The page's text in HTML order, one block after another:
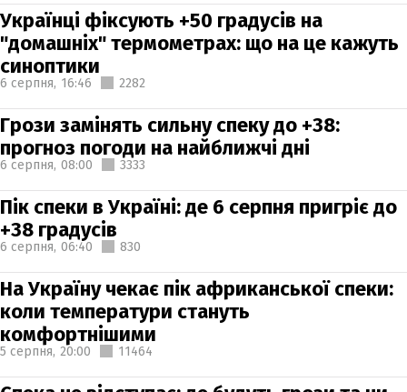
Українці фіксують +50 градусів на
"домашніх" термометрах: що на це кажуть
синоптики
6 серпня, 16:46 2282
Грози замінять сильну спеку до +38:
прогноз погоди на найближчі дні
6 серпня, 08:00 3333
Пік спеки в Україні: де 6 серпня пригріє до
+38 градусів
6 серпня, 06:40 830
На Україну чекає пік африканської спеки:
коли температури стануть
комфортнішими
5 серпня, 20:00 11464